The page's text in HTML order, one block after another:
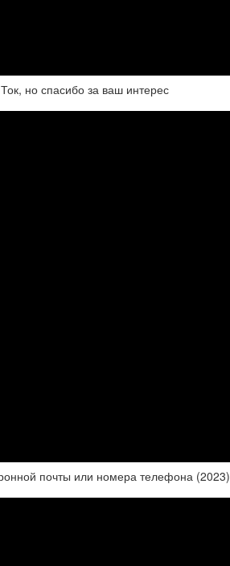
но спасибо за ваш интерес
почты или номера телефона (2023)